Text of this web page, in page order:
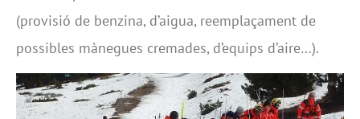
(provisió de benzina, d’aigua, reemplaçament de
possibles mànegues cremades, d’equips d’aire…).